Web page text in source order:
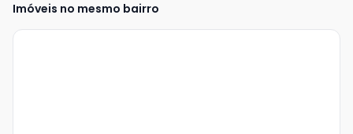
Imóveis no mesmo bairro